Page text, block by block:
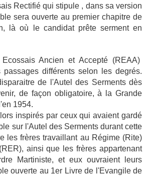
Rectifié qui stipule , dans sa version
sera ouverte au premier chapitre de
là où le candidat prête serment en
Ancien et Accepté (REAA)
différents selon les degrés.
de l'Autel des Serments dès
de façon obligatoire, à la Grande
1954.
inspirés par ceux qui avaient gardé
sur l'Autel des Serments durant cette
les frères travaillant au Régime (Rite)
ainsi que les frères appartenant
Martiniste, et eux ouvraient leurs
ouverte au 1er Livre de l'Evangile de